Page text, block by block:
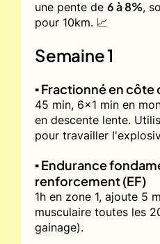
une pente de 6 à 8%,
pour 10km. 📈
Semaine 1
▪️ Fractionné en
45 min, 6x1 min en
en descente lente.
pour travailler
▪️ Endurance
renforcement (EF)
1h en zone 1, ajoute 5
musculaire toutes les
gainage).